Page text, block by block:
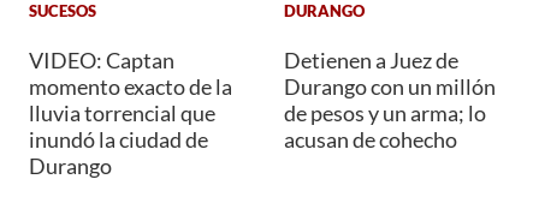
SUCESOS
VIDEO: Captan
momento exacto de la
lluvia torrencial que
inundó la ciudad de
Durango
DURANGO
Detienen a Juez de
Durango con un millón
de pesos y un arma; lo
acusan de cohecho